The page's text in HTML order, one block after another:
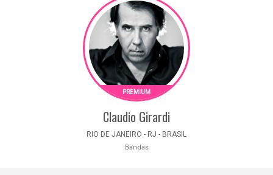
Claudio Girardi
RIO DE JANEIRO - RJ - BRASIL
Bandas